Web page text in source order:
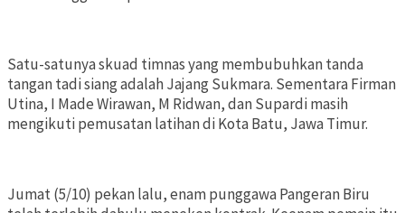
Satu-satunya skuad timnas yang membubuhkan tanda
tangan tadi siang adalah Jajang Sukmara. Sementara Firman
Utina, I Made Wirawan, M Ridwan, dan Supardi masih
mengikuti pemusatan latihan di Kota Batu, Jawa Timur.
Jumat (5/10) pekan lalu, enam punggawa Pangeran Biru